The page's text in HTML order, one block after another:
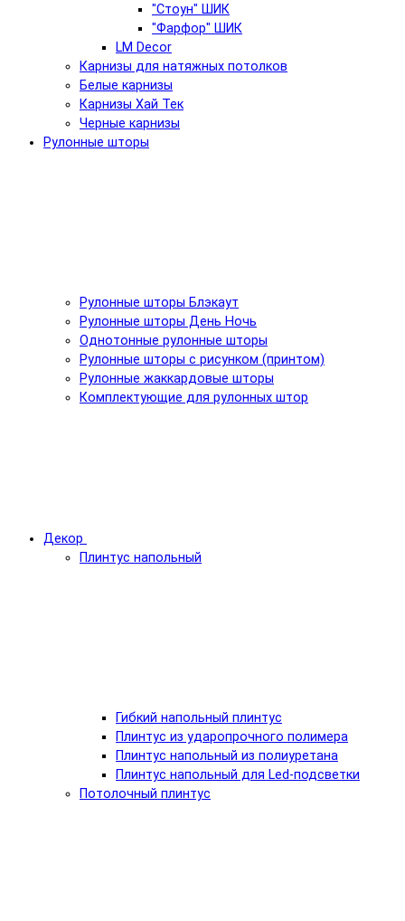
"Стоун" ШИК
"Фарфор" ШИК
LM Decor
Карнизы для натяжных потолков
Белые карнизы
Карнизы Хай Тек
Черные карнизы
Рулонные шторы
Рулонные шторы Блэкаут
Рулонные шторы День Ночь
Однотонные рулонные шторы
Рулонные шторы с рисунком (принтом)
Рулонные жаккардовые шторы
Комплектующие для рулонных штор
Декор
Плинтус напольный
Гибкий напольный плинтус
Плинтус из ударопрочного полимера
Плинтус напольный из полиуретана
Плинтус напольный для Led-подсветки
Потолочный плинтус